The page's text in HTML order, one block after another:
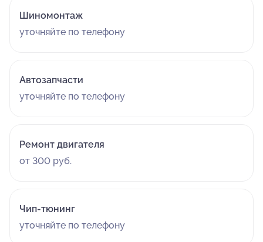
Шиномонтаж
уточняйте по телефону
Автозапчасти
уточняйте по телефону
Ремонт двигателя
от 300 руб.
Чип-тюнинг
уточняйте по телефону